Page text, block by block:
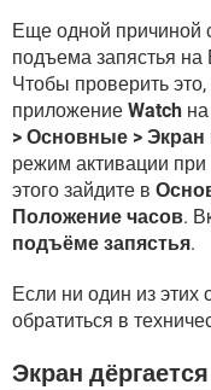
Еще одной причиной
подъема запястья
Чтобы проверить это,
приложение Watch
> Основные >
режим активации
этого зайдите в
Положение часов.
подъёме запястья.
Если ни один из этих
обратиться в
Экран